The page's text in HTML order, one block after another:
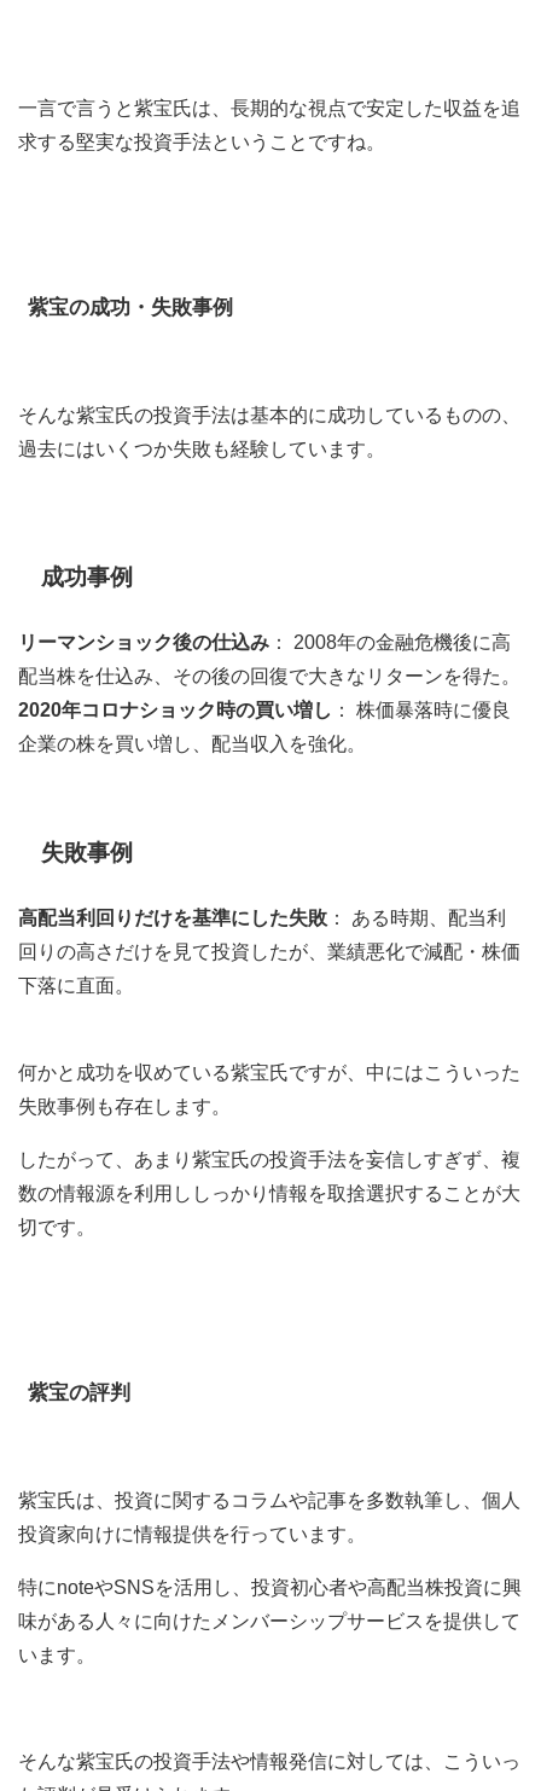
一言で言うと紫宝氏は、長期的な視点で安定した収益を追
求する堅実な投資手法ということですね。
紫宝の成功・失敗事例
そんな紫宝氏の投資手法は基本的に成功しているものの、
過去にはいくつか失敗も経験しています。
成功事例
リーマンショック後の仕込み ： 2008年の金融危機後に高
配当株を仕込み、その後の回復で大きなリターンを得た。
2020年コロナショック時の買い増し ： 株価暴落時に優良
企業の株を買い増し、配当収入を強化。
失敗事例
高配当利回りだけを基準にした失敗 ： ある時期、配当利
回りの高さだけを見て投資したが、業績悪化で減配・株価
下落に直面。
何かと成功を収めている紫宝氏ですが、中にはこういった
失敗事例も存在します。
したがって、あまり紫宝氏の投資手法を妄信しすぎず、複
数の情報源を利用ししっかり情報を取捨選択することが大
切です。
紫宝の評判
紫宝氏は、投資に関するコラムや記事を多数執筆し、個人
投資家向けに情報提供を行っています。
特にnoteやSNSを活用し、投資初心者や高配当株投資に興
味がある人々に向けたメンバーシップサービスを提供して
います。
そんな紫宝氏の投資手法や情報発信に対しては、こういっ